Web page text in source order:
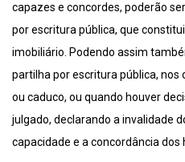
capazes e concordes, poderão
por escritura pública, que
imobiliário. Podendo assim
partilha por escritura pública,
ou caduco, ou quando houver
julgado, declarando a invalidade
capacidade e a concordância dos